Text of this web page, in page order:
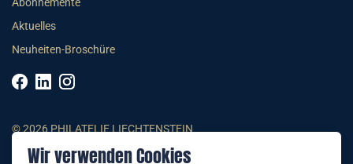
Wir verwenden Cookies
Abonnemente
Aktuelles
Neuheiten-Broschüre
© 2026 PHILATELIE LIECHTENSTEIN